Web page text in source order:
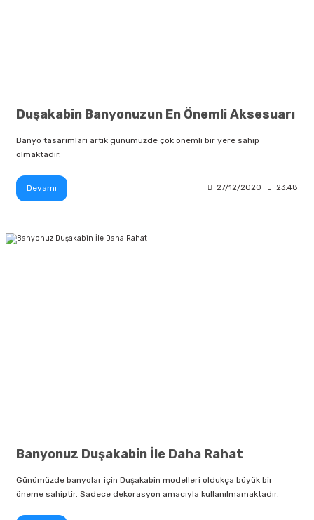
Duşakabin Banyonuzun En Önemli Aksesuarı
Banyo tasarımları artık günümüzde çok önemli bir yere sahip
olmaktadır.
Devamı 27/12/2020 23:48
Banyonuz Duşakabin İle Daha Rahat
Günümüzde banyolar için Duşakabin modelleri oldukça büyük bir
öneme sahiptir. Sadece dekorasyon amacıyla kullanılmamaktadır.